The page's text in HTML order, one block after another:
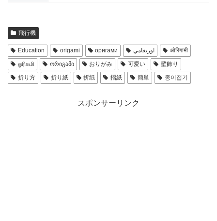
飛行機
Education origami оригами اوريغامي
ओरिगामी
ஓரிகமி
ორიგამი おりがみ 可愛い
壁飾り
折り方
折り紙 折纸 摺紙 簡単 종이접기
スポンサーリンク